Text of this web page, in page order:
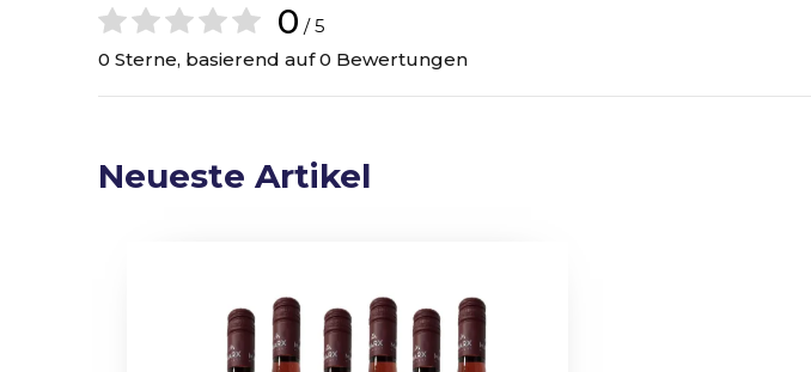
0 / 5
0 Sterne, basierend auf 0 Bewertungen
Neueste Artikel